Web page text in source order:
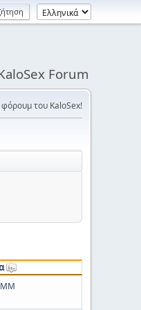
Forum
του KaloSex!
ΜΜ